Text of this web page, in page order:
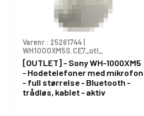
Varenr.: 25281744
WH1000XM5S.CE7_otl_
[OUTLET] - Sony WH-1000XM5
- Hodetelefoner med mikrofon
- full størrelse - Bluetooth -
trådløs, kablet - aktiv